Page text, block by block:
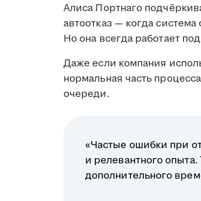
Алиса Портнаго
автоотказ — когда
Но она всегда работает
Даже если компания
нормальная часть
очереди.
«Частые ошибки при
и релевантного
дополнительного